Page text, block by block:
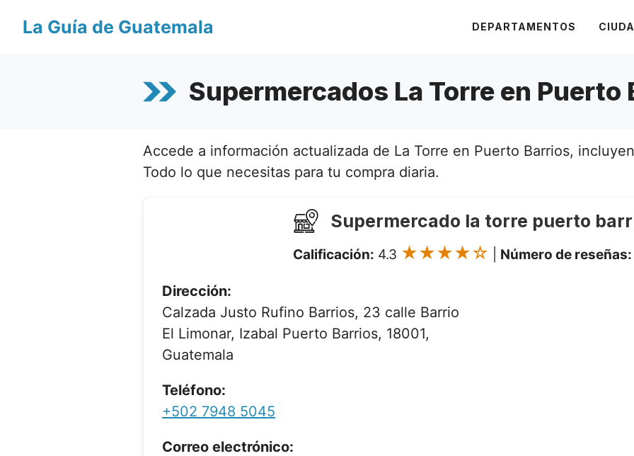
La Guía de Guatemala DEPARTAMENTOS
Supermercados La Torre en Puerto
Accede a información actualizada de La Torre en Puerto Barrios,
Todo lo que necesitas para tu compra diaria.
Supermercado la torre puerto
Calificación: 4.3 ★★★★☆ Número de reseñas:
Dirección:
Calzada Justo Rufino Barrios, 23 calle Barrio
El Limonar, Izabal Puerto Barrios, 18001,
Guatemala
Teléfono:
+502 7948 5045
Correo electrónico: